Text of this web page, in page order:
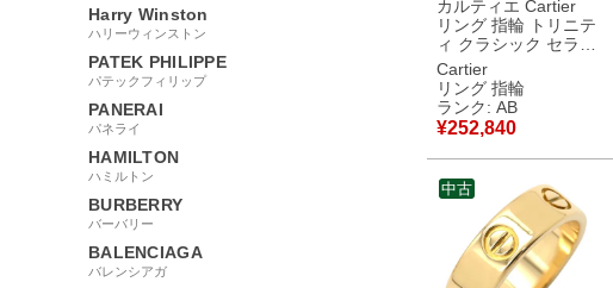
Harry Winston
ハリーウィンストン
PATEK PHILIPPE
パテックフィリップ
PANERAI
パネライ
HAMILTON
ハミルトン
BURBERRY
バーバリー
BALENCIAGA
バレンシアガ
カルティエ Cartier
リング 指輪 トリニテ
ィ クラシック セラミ
ック ブラック×ホワ
イトゴールド×パラジ
ウムシルバー
#60(JP20) 18K WG
パラジウム 19号
【中古】中古品
Cartier
リング 指輪
ランク: AB
¥252,840
中古